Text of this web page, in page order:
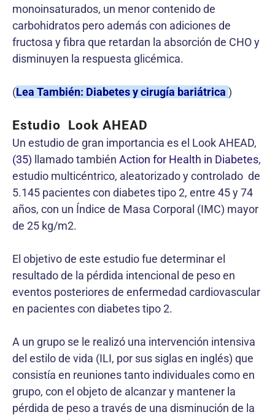
monoinsaturados, un menor contenido de
carbohidratos pero además con adiciones de
fructosa y fibra que retardan la absorción de CHO y
disminuyen la respuesta glicémica.
(Lea También: Diabetes y cirugía bariátrica )
Estudio Look AHEAD
Un estudio de gran importancia es el Look AHEAD,
(35) llamado también Action for Health in Diabetes,
estudio multicéntrico, aleatorizado y controlado de
5.145 pacientes con diabetes tipo 2, entre 45 y 74
años, con un Índice de Masa Corporal (IMC) mayor
de 25 kg/m2.
El objetivo de este estudio fue determinar el
resultado de la pérdida intencional de peso en
eventos posteriores de enfermedad cardiovascular
en pacientes con diabetes tipo 2.
A un grupo se le realizó una intervención intensiva
del estilo de vida (ILI, por sus siglas en inglés) que
consistía en reuniones tanto individuales como en
grupo, con el objeto de alcanzar y mantener la
pérdida de peso a través de una disminución de la